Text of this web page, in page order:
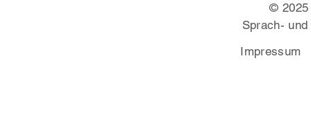
© 2025
Sprach-
Impressum